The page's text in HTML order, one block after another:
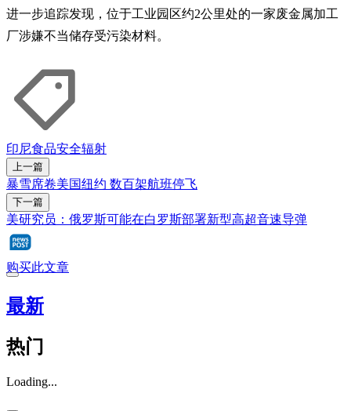
进一步追踪发现，位于工业园区约2公里处的一家废金属加工
厂涉嫌不当储存受污染材料。
印尼食品安全辐射
上一篇
暴雪席卷美国纽约 数百架航班停飞
下一篇
美研究员：俄罗斯可能在白罗斯部署新型高超音速导弹
购买此文章
最新
热门
Loading...